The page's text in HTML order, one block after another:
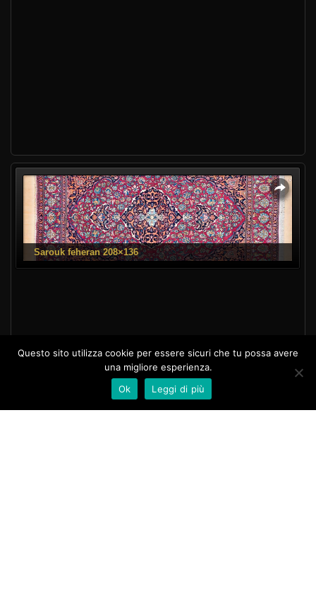
Questo sito utilizza cookie per essere sicuri che tu possa avere
una migliore esperienza.
Ok
Leggi di più